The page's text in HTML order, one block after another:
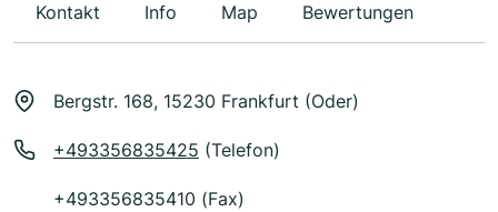
Kontakt Info Map Bewertungen
Bergstr. 168, 15230 Frankfurt (Oder)
+493356835425 (Telefon)
+493356835410 (Fax)